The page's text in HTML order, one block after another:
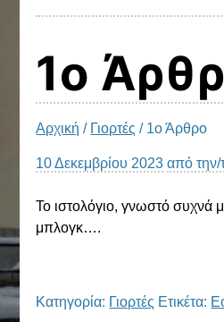
1ο
Αρχική / Γιορτές / 1ο Άρθρο
10 Δεκεμβρίου 2023 από την/
Το ιστολόγιο, γνωστό συχνά
μπλογκ….
Kατηγορία: Γιορτές Ετικέτα: